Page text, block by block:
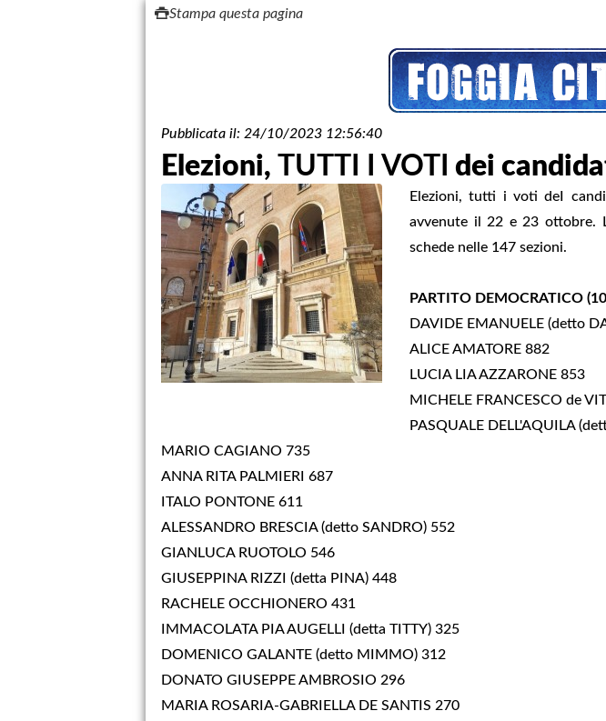
Stampa questa pagina
Pubblicata il: 24/10/2023 12:56:40
Elezioni, TUTTI I VOTI dei
Elezioni, tutti i voti deI
avvenute il 22 e 23 ottobre.
schede nelle 147 sezioni.
PARTITO DEMOCRATICO
DAVIDE EMANUELE (detto
ALICE AMATORE 882
LUCIA LIA AZZARONE 853
MICHELE FRANCESCO de
PASQUALE DELL'AQUILA
MARIO CAGIANO 735
ANNA RITA PALMIERI 687
ITALO PONTONE 611
ALESSANDRO BRESCIA (detto SANDRO) 552
GIANLUCA RUOTOLO 546
GIUSEPPINA RIZZI (detta PINA) 448
RACHELE OCCHIONERO 431
IMMACOLATA PIA AUGELLI (detta TITTY) 325
DOMENICO GALANTE (detto MIMMO) 312
DONATO GIUSEPPE AMBROSIO 296
MARIA ROSARIA-GABRIELLA DE SANTIS 270